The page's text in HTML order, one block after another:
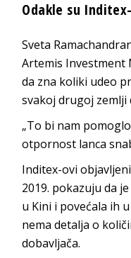
Odakle su
Sveta
Artemis Investment
da zna koliki udeo
svakoj drugoj zemlji
„To bi nam
otpornost lanca
Inditex-ovi
2019. pokazuju da
u Kini i povećala ih
nema detalja o
dobavljača.